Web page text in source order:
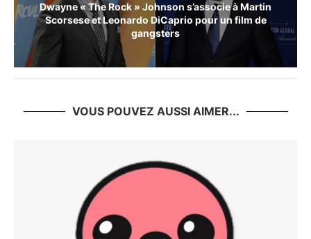
Dwayne « The Rock » Johnson s’associe à Martin
Scorsese et Leonardo DiCaprio pour un film de
gangsters
VOUS POUVEZ AUSSI AIMER...